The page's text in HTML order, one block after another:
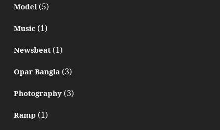
Model(5)
Music(1)
Newsbeat(1)
Opar Bangla(3)
Photography(3)
Ramp (1)